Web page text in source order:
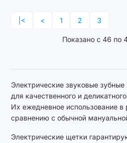
|< < 1 2 3
Показано с 46 по
Электрические звуковые
для качественного и
Их ежедневное использование
сравнению с обычной
Электрические щетки